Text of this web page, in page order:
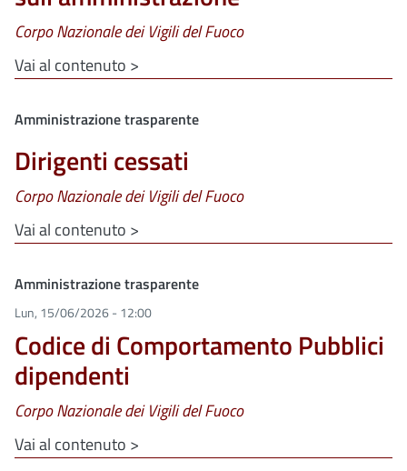
Corpo Nazionale dei Vigili del Fuoco
Vai al contenuto >
Clone di
Amministrazione trasparente
Dirigenti cessati
Corpo Nazionale dei Vigili del Fuoco
Vai al contenuto >
Clone di
Amministrazione trasparente
Lun, 15/06/2026 - 12:00
Codice di Comportamento Pubblici
dipendenti
Corpo Nazionale dei Vigili del Fuoco
Vai al contenuto >